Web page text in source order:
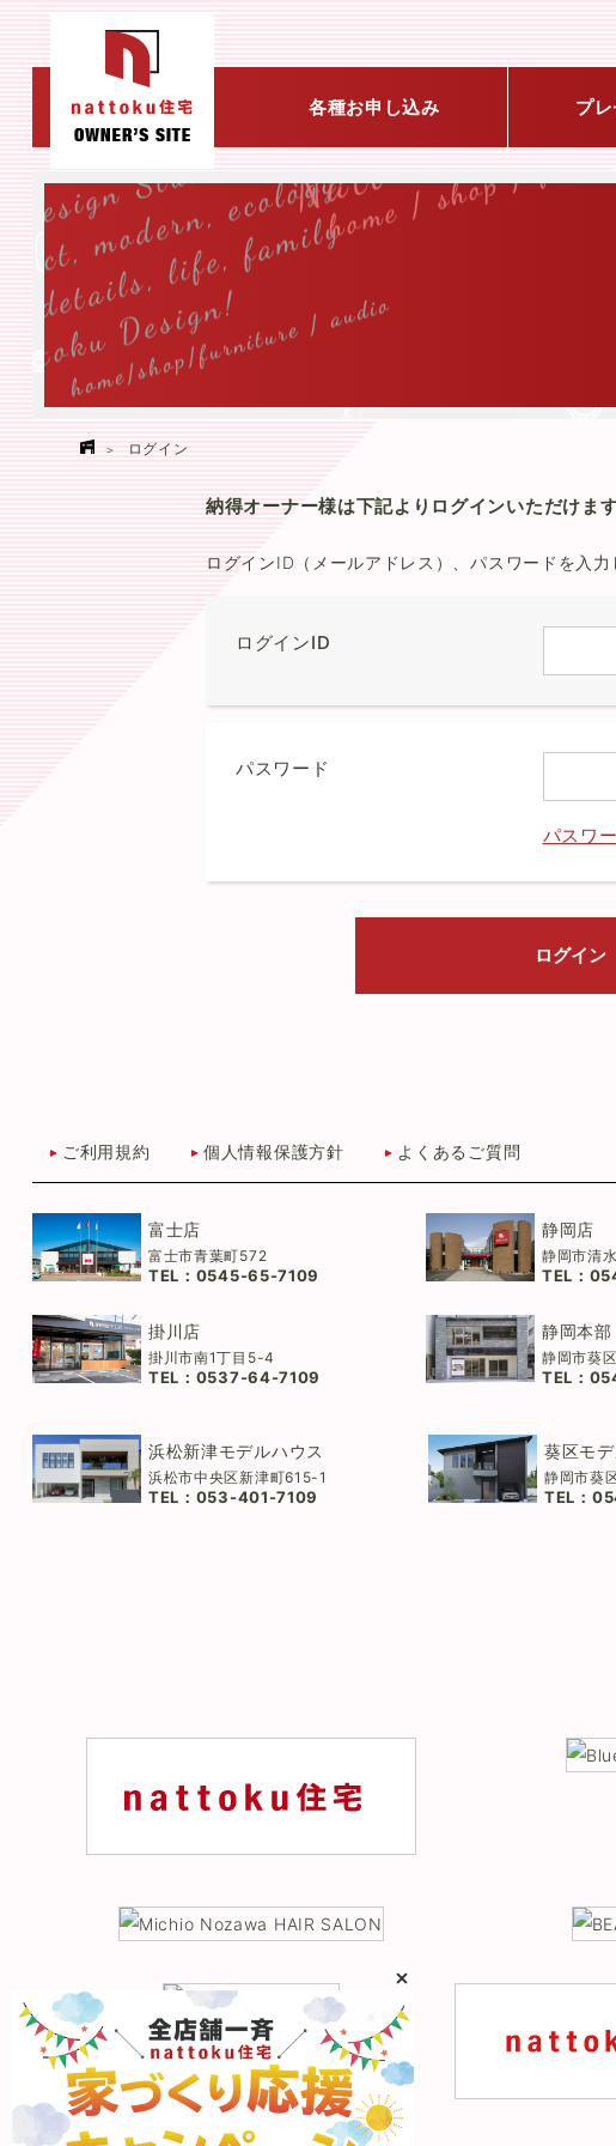
各種お申し込み プ
ログイン
納得オーナー様は下記よりログインいただけます
ログインID（メールアドレス）、パスワードを入力
ログインID
パスワード
パスワ
ご利用規約 個人情報保護方針 よくあるご質問
富士店
富士市青葉町572
TEL： 0545-65-7109
静岡店
静岡市清
TEL：
掛川店
掛川市南1丁目5-4
TEL： 0537-64-7109
静岡本部
静岡市葵
TEL：
浜松新津モデルハウス
浜松市中央区新津町615-1
TEL： 053-401-7109
葵区モ
静岡市葵
TEL：